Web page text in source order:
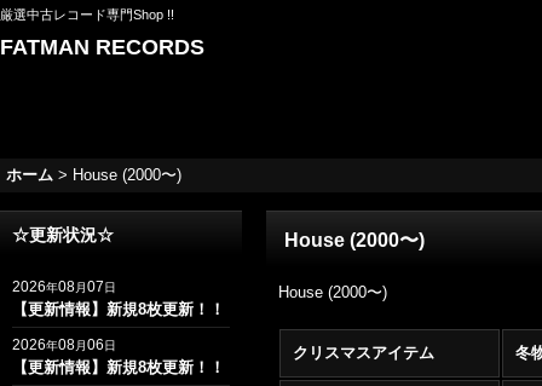
厳選中古レコード専門Shop !!
FATMAN RECORDS
ホーム > House (2000〜)
☆更新状況☆
2026年08月07日
【更新情報】新規8枚更新！！
2026年08月06日
【更新情報】新規8枚更新！！
House (2000〜)
House (2000〜)
クリスマスアイテム 冬